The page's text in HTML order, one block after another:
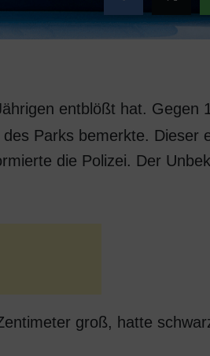
entblößt hat. Gegen
Parks bemerkte. Dieser
die Polizei. Der
groß, hatte